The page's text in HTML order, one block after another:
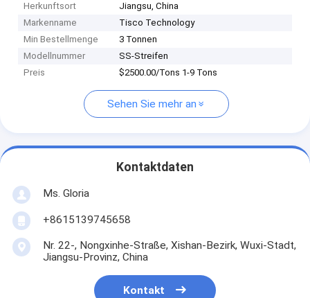
Herkunftsort
Jiangsu, China
Markenname
Tisco Technology
Min Bestellmenge
3 Tonnen
Modellnummer
SS-Streifen
Preis
$2500.00/Tons 1-9 Tons
Sehen Sie mehr an
Kontaktdaten
Ms. Gloria
+8615139745658
Nr. 22-, Nongxinhe-Straße, Xishan-Bezirk, Wuxi-Stadt,
Jiangsu-Provinz, China
Kontakt